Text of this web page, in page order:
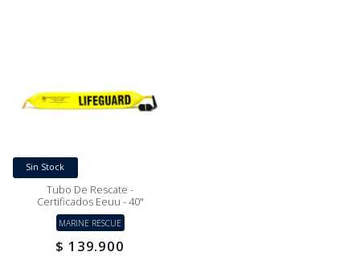
Sin Stock
Tubo De Rescate -
Certificados Eeuu - 40"
MARINE RESCUE
$ 139.900